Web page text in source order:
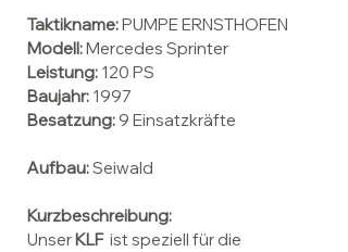
Taktikname:PUMPE ERNSTHOFEN
Modell:Mercedes Sprinter
Leistung: 120 PS
Baujahr: 1997
Besatzung:9 Einsatzkräfte
Aufbau:Seiwald
Kurzbeschreibung:
UnserKLFist speziell für die